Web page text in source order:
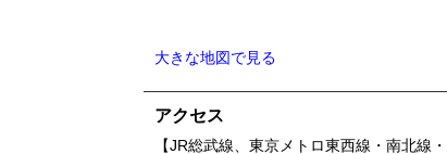
大きな地図で見る
アクセス
【JR総武線、東京メトロ東西線・南北線